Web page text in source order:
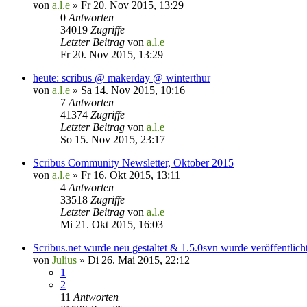
von a.l.e » Fr 20. Nov 2015, 13:29
0 Antworten
34019 Zugriffe
Letzter Beitrag von a.l.e
Fr 20. Nov 2015, 13:29
heute: scribus @ makerday @ winterthur
von a.l.e » Sa 14. Nov 2015, 10:16
7 Antworten
41374 Zugriffe
Letzter Beitrag von a.l.e
So 15. Nov 2015, 23:17
Scribus Community Newsletter, Oktober 2015
von a.l.e » Fr 16. Okt 2015, 13:11
4 Antworten
33518 Zugriffe
Letzter Beitrag von a.l.e
Mi 21. Okt 2015, 16:03
Scribus.net wurde neu gestaltet & 1.5.0svn wurde
von Julius » Di 26. Mai 2015, 22:12
1
2
11 Antworten